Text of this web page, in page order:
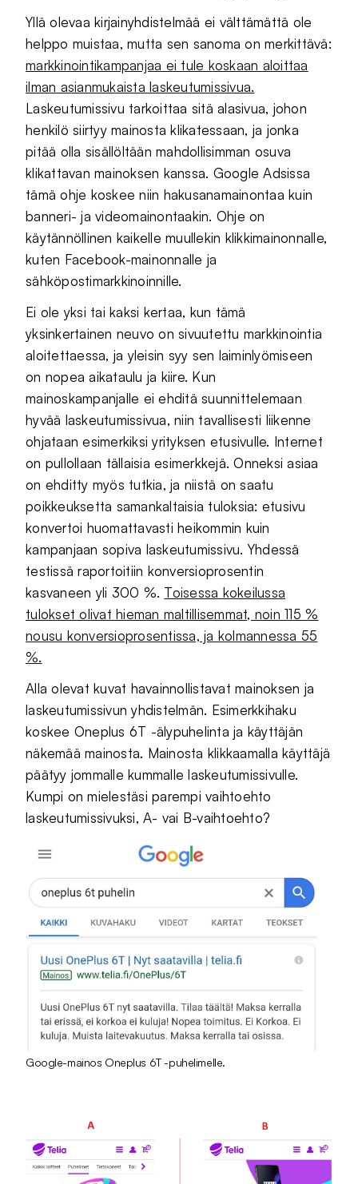
Yllä olevaa kirjainyhdistelmää ei välttämättä ole
helppo muistaa, mutta sen sanoma on merkittävä:
markkinointikampanjaa ei tule koskaan aloittaa
ilman asianmukaista laskeutumissivua.
Laskeutumissivu tarkoittaa sitä alasivua, johon
henkilö siirtyy mainosta klikatessaan, ja jonka
pitää olla sisällöltään mahdollisimman osuva
klikattavan mainoksen kanssa. Google Adsissa
tämä ohje koskee niin hakusanamainontaa kuin
banneri- ja videomainontaakin. Ohje on
käytännöllinen kaikelle muullekin klikkimainonnalle,
kuten Facebook-mainonnalle ja
sähköpostimarkkinoinnille.
Ei ole yksi tai kaksi kertaa, kun tämä
yksinkertainen neuvo on sivuutettu markkinointia
aloitettaessa, ja yleisin syy sen laiminlyömiseen
on nopea aikataulu ja kiire. Kun
mainoskampanjalle ei ehditä suunnittelemaan
hyvää laskeutumissivua, niin tavallisesti liikenne
ohjataan esimerkiksi yrityksen etusivulle. Internet
on pullollaan tällaisia esimerkkejä. Onneksi asiaa
on ehditty myös tutkia, ja niistä on saatu
poikkeuksetta samankaltaisia tuloksia: etusivu
konvertoi huomattavasti heikommin kuin
kampanjaan sopiva laskeutumissivu. Yhdessä
testissä raportoitiin konversioprosentin
kasvaneen yli 300 %. Toisessa kokeilussa
tulokset olivat hieman maltillisemmat, noin 115 %
nousu konversioprosentissa, ja kolmannessa 55
%.
Alla olevat kuvat havainnollistavat mainoksen ja
laskeutumissivun yhdistelmän. Esimerkkihaku
koskee Oneplus 6T -älypuhelinta ja käyttäjän
näkemää mainosta. Mainosta klikkaamalla käyttäjä
päätyy jommalle kummalle laskeutumissivulle.
Kumpi on mielestäsi parempi vaihtoehto
laskeutumissivuksi, A- vai B-vaihtoehto?
Google-mainos Oneplus 6T -puhelimelle.